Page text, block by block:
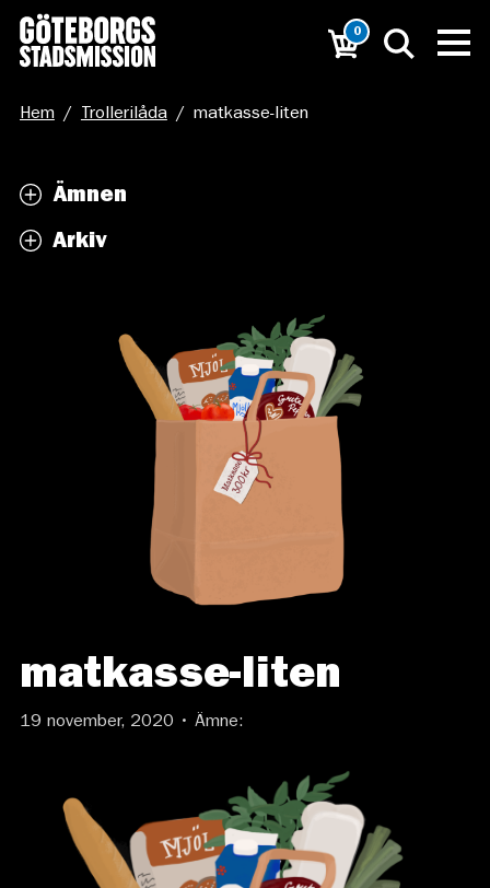
0
Hem / Trollerilåda / matkasse-liten
Ämnen
Arkiv
matkasse-liten
19 november, 2020 • Ämne: